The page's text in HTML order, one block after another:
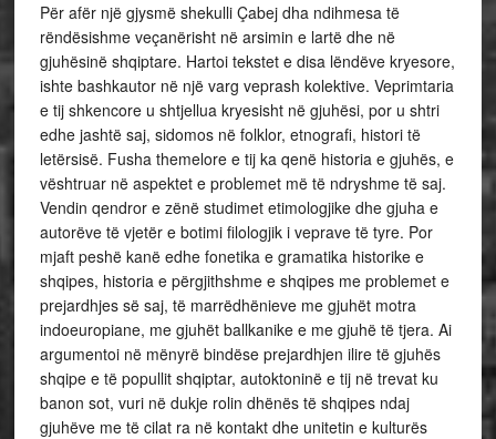
Për afër një gjysmë shekulli Çabej dha ndihmesa të
rëndësishme veçanërisht në arsimin e lartë dhe në
gjuhësinë shqiptare. Hartoi tekstet e disa lëndëve kryesore,
ishte bashkautor në një varg veprash kolektive. Veprimtaria
e tij shkencore u shtjellua kryesisht në gjuhësi, por u shtri
edhe jashtë saj, sidomos në folklor, etnografi, histori të
letërsisë. Fusha themelore e tij ka qenë historia e gjuhës, e
vështruar në aspektet e problemet më të ndryshme të saj.
Vendin qendror e zënë studimet etimologjike dhe gjuha e
autorëve të vjetër e botimi filologjik i veprave të tyre. Por
mjaft peshë kanë edhe fonetika e gramatika historike e
shqipes, historia e përgjithshme e shqipes me problemet e
prejardhjes së saj, të marrëdhënieve me gjuhët motra
indoeuropiane, me gjuhët ballkanike e me gjuhë të tjera. Ai
argumentoi në mënyrë bindëse prejardhjen ilire të gjuhës
shqipe e të popullit shqiptar, autoktoninë e tij në trevat ku
banon sot, vuri në dukje rolin dhënës të shqipes ndaj
gjuhëve me të cilat ra në kontakt dhe unitetin e kulturës